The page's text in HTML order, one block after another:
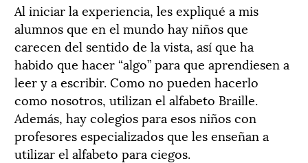
Al iniciar la experiencia, les expliqué a mis
alumnos que en el mundo hay niños que
carecen del sentido de la vista, así que ha
habido que hacer “algo” para que aprendiesen a
leer y a escribir. Como no pueden hacerlo
como nosotros, utilizan el alfabeto Braille.
Además, hay colegios para esos niños con
profesores especializados que les enseñan a
utilizar el alfabeto para ciegos.